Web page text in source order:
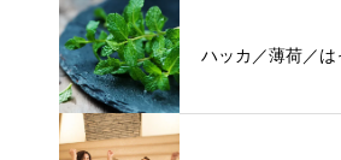
ハッカ／薄荷／は